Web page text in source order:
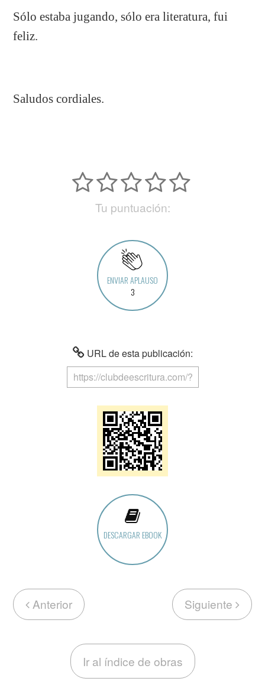
Sólo estaba jugando, sólo era literatura, fui
feliz.
Saludos cordiales.
Tu puntuación:
ENVIAR APLAUSO
3
URL de esta publicación:
DESCARGAR EBOOK
Anterior Siguiente
Ir al índice de obras